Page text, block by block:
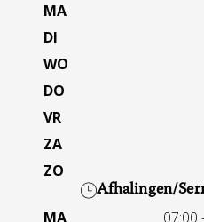
MA
DI
WO
DO
VR
ZA
ZO
Afhalingen/
MA 07:00